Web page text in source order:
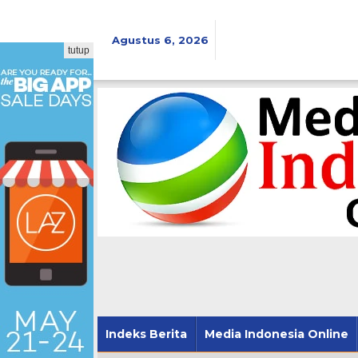
Agustus 6, 2026
Indeks Berita Media Indonesia Online
tutup